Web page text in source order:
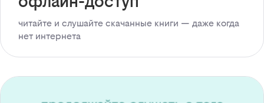
читайте и слушайте скачанные книги — даже когда
нет интернета